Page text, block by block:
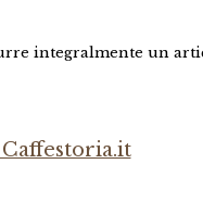
integralmente un